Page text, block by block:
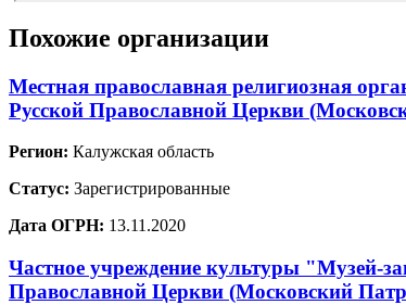
Похожие организации
Местная православная религиозная
Русской Православной Церкви
Регион: Калужская область
Статус: Зарегистрированные
Дата ОГРН: 13.11.2020
Частное учреждение культуры "Музей-
Православной Церкви (Московский